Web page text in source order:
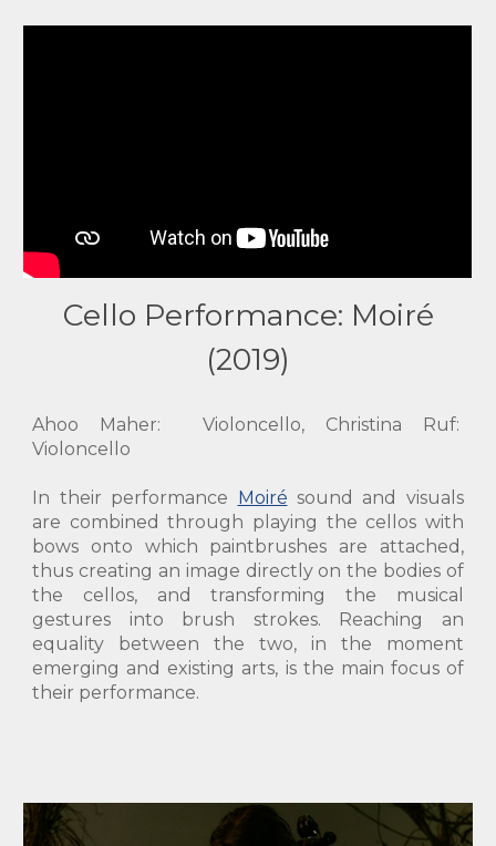
Cello Performance: Moiré
(2019)
Ahoo Maher: Violoncello, Christina Ruf:
Violoncello
In their performance Moiré sound and visuals
are combined through playing the cellos with
bows onto which paintbrushes are attached,
thus creating an image directly on the bodies of
the cellos, and transforming the musical
gestures into brush strokes. Reaching an
equality between the two, in the moment
emerging and existing arts, is the main focus of
their performance.